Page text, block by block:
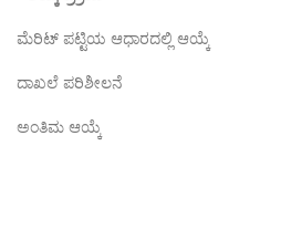
ಮೆರಿಟ್ ಪಟ್ಟಿಯ ಆಧಾರದಲ್ಲಿ ಆಯ್ಕೆ
ದಾಖಲೆ ಪರಿಶೀಲನೆ
ಅಂತಿಮ ಆಯ್ಕೆ